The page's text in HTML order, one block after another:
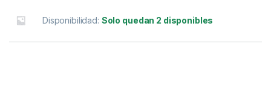
Disponibilidad: Solo quedan 2 disponibles